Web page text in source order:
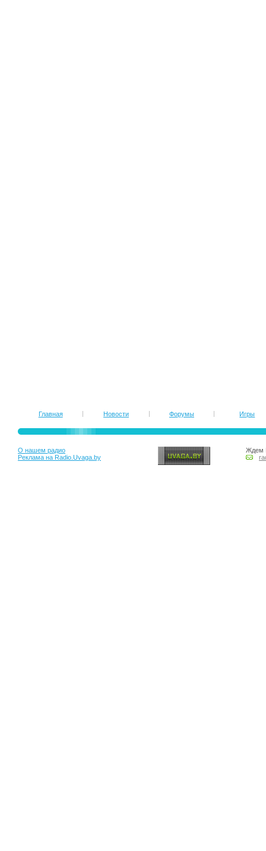
Главная Новости Форумы Игры
О нашем радио
Реклама на Radio.Uvaga.by
Ждем